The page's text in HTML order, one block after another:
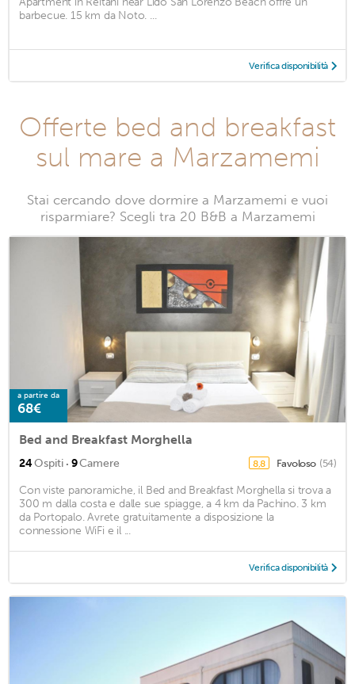
barbecue. 15 km da Noto. ...
Verifica disponibilità
Offerte bed and breakfast
sul mare a Marzamemi
Stai cercando dove dormire a Marzamemi e vuoi
risparmiare? Scegli tra 20 B&B a Marzamemi
a partire da
68€
Bed and Breakfast Morghella
24Ospiti · 9Camere 8,8 Favoloso (54)
Con viste panoramiche, il Bed and Breakfast Morghella si trova a
300 m dalla costa e dalle sue spiagge, a 4 km da Pachino. 3 km
da Portopalo. Avrete gratuitamente a disposizione la
connessione WiFi e il ...
Verifica disponibilità